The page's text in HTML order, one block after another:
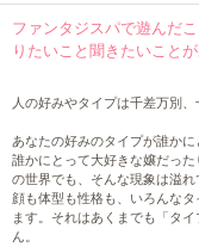
ファンタジスパで遊んだ
りたいこと聞きたいこと
人の好みやタイプは千差万別、
あなたの好みのタイプが誰か
誰かにとって大好きな嬢だっ
の世界でも、そんな現象は溢れ
顔も体型も性格も、いろんな
ます。それはあくまでも「タ
ん。